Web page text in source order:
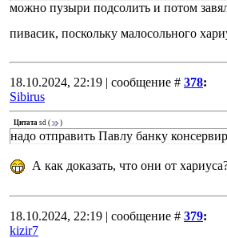
можно пузыри подсолить и потом
пивасик, поскольку малосольного
18.10.2024, 22:19 | сообщение # 378:
Sibirus
Цитата sd ( )
надо отправить Павлу банку
А как доказать, что они от
18.10.2024, 22:19 | сообщение # 379:
kizir7